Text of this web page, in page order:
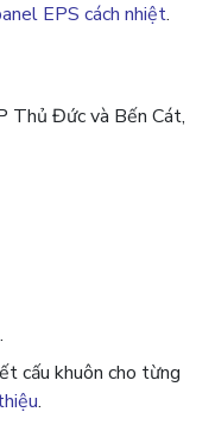
EPS cách nhiệt.
Thủ Đức và Bến Cát,
.
cấu khuôn cho từng
.